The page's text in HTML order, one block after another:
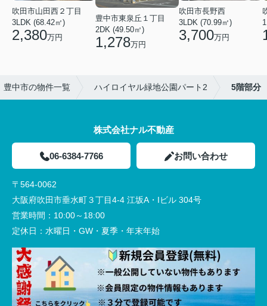
吹田市山田西２丁目
3LDK (68.42㎡)
2,380万円
豊中市東泉丘１丁目
2DK (49.50㎡)
1,278万円
吹田市長野西
3LDK (70.99㎡)
3,700万円
豊中市の物件一覧 ハイロイヤル緑地公園パート2 5階部分
株式会社ナル不動産
06-6384-7766 お問い合わせ
〒564-0062
大阪府吹田市垂水町３丁目4-4 江坂A・Iビル 304号
営業時間： 10:00～18:00
定休日： 水曜日・GW・夏季・年末年始